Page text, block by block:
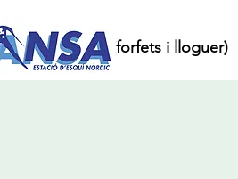
Compra online (forfets i lloguer)